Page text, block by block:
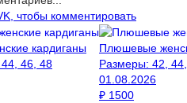
чтобы комментировать
кардиганы
46, 48
Плюшевые
Размеры: 42,
01.08.2026
₽ 1500